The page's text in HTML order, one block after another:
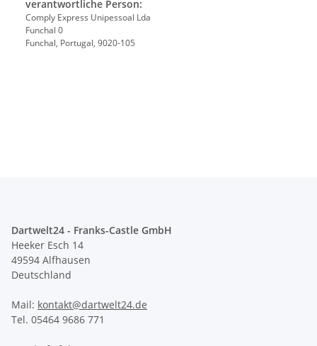
verantwortliche Person:
Comply Express Unipessoal Lda
Funchal 0
Funchal, Portugal, 9020-105
Dartwelt24 - Franks-Castle GmbH
Heeker Esch 14
49594 Alfhausen
Deutschland
Mail: kontakt@dartwelt24.de
Tel. 05464 9686 771